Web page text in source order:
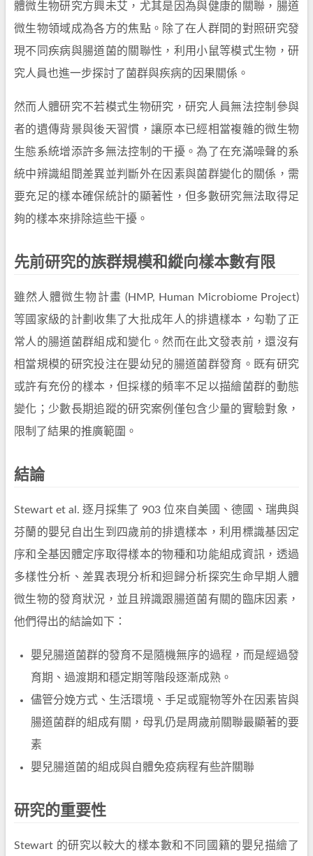
體微生物研究方興未艾，尤其是因為與健康的關聯，腸道
微生物領域成為各方的焦點。除了在人群間的對照研究發
現不同疾病與腸道菌的關聯性，利用小鼠等模式生物，研
究人員也進一步探討了菌群與疾病的因果關係。
然而人體研究不若模式生物研究，研究人員無法控制參與
者的遺傳背景與後天習慣，讓原本已經相當複雜的微生物
生態系統增添許多無法控制的干擾。為了在充滿噪聲的系
統中辨識組間差異並判斷外在因素與菌群變化的關係，需
要充足的樣本確保統計的顯著性，但多數研究無法取得足
夠的樣本來排除這些干擾。
先前研究的族群規模和縱向樣本數有限
雖然人體微生物計畫 (HMP, Human Microbiome Project)
等國家級的計劃收集了大批成年人的排遺樣本，勾勒了正
常人的腸道菌群組成和變化。然而在此文發表前，還沒有
相當規模的研究投注在嬰幼兒的腸道菌群發育。既有研究
或許有充份的樣本，但採樣的頻率不足以描繪菌群的動態
變化；少數長期追蹤的研究案例僅包含少量的實驗對象，
限制了結果的推廣範圍。
結論
Stewart et al. 逐月採集了 903 位來自美國、德國、瑞典與
芬蘭的嬰兒自出生到四歲前的排遺樣本，利用標識基因定
序和全基因體定序取得樣本的物種和功能組成資訊，透過
多樣性分析、差異表現分析和迴歸分析探究生命早期人體
微生物的發育狀況，並且辨識跟腸道菌有關的臨床因素，
他們得出的結論如下：
嬰兒腸道菌群的發育不是隨機無序的過程，而是經過發
育期、過渡期和穩定期等階段逐漸成熟。
儘管分娩方式、生活環境、手足或寵物等外在因素皆與
腸道菌群的組成有關，母乳仍是周歲前關聯最顯著的要
素
嬰兒腸道菌的組成與自體免疫病程有些許關聯
研究的重要性
Stewart 的研究以較大的樣本數和不同國籍的嬰兒描繪了